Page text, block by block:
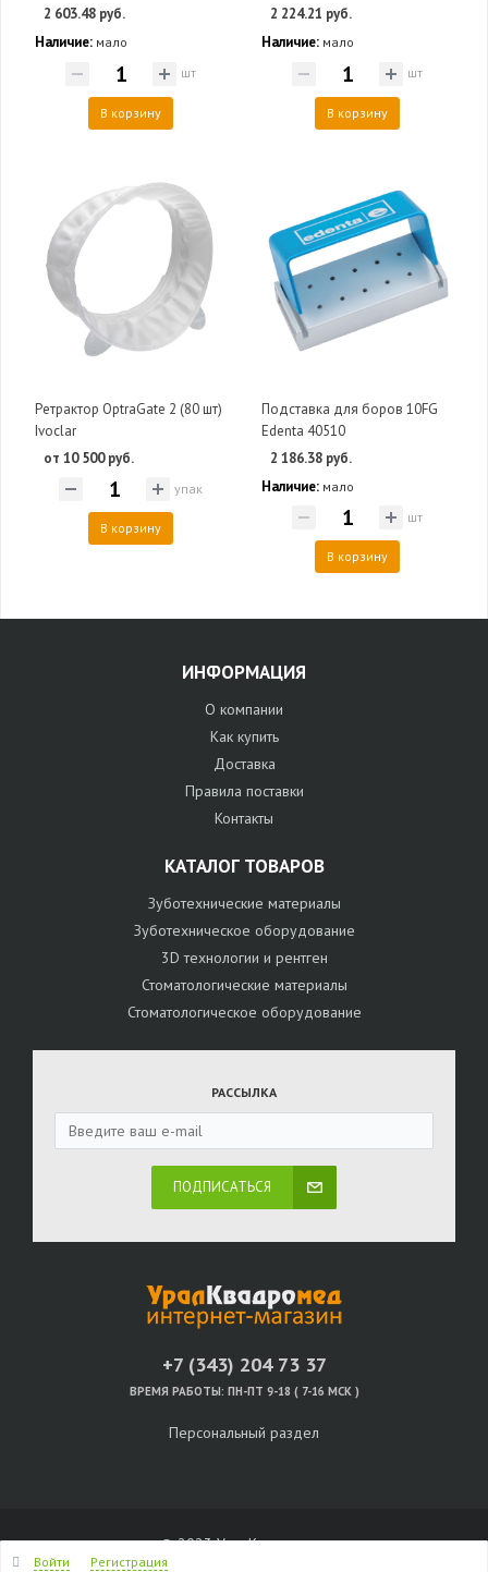
2 603.48 руб.
Наличие: мало
шт
В корзину
2 224.21 руб.
Наличие: мало
шт
В корзину
Ретрактор OptraGate 2 (80 шт)
Ivoclar
от 10 500 руб.
упак
В корзину
Подставка для боров 10FG
Edenta 40510
2 186.38 руб.
Наличие: мало
шт
В корзину
ИНФОРМАЦИЯ
О компании
Как купить
Доставка
Правила поставки
Контакты
КАТАЛОГ ТОВАРОВ
Зуботехнические материалы
Зуботехническое оборудование
3D технологии и рентген
Стоматологические материалы
Стоматологическое оборудование
РАССЫЛКА
ПОДПИСАТЬСЯ
+7 (343) 204 73 37
ВРЕМЯ РАБОТЫ: ПН-ПТ 9-18 ( 7-16 МСК )
Персональный раздел
© 2023 УралКвадромед
Войти Регистрация